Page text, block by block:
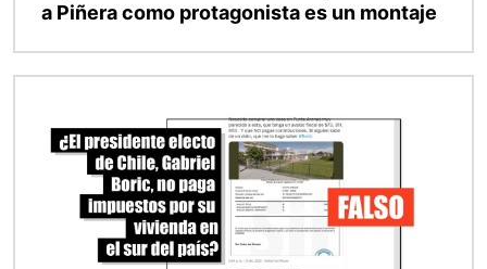
a Piñera como protagonista es un montaje